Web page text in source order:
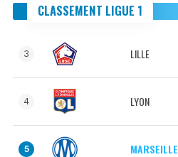
CLASSEMENT LIGUE 1
3 LILLE
4 LYON
5 MARSEILLE